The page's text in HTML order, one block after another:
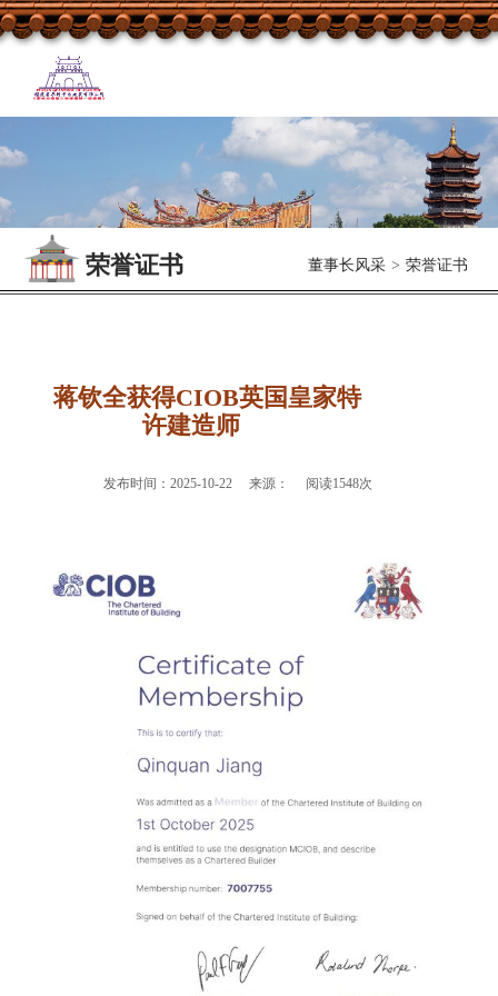
董事长风采 > 荣誉证书
荣誉证书
蒋钦全获得CIOB英国皇家特
许建造师
发布时间：2025-10-22 来源： 阅读1548次